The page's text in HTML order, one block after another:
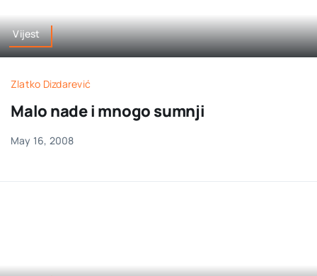
Vijest
Zlatko Dizdarević
Malo nade i mnogo sumnji
May 16, 2008